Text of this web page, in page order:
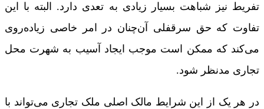
تفریط نیز شباهت بسیار زیادی به تعدی دارد. البته با این
تفاوت که حق سرقفلی آن‌چنان در امر خاصی زیاده‌روی
می‌کند که ممکن است موجب ایجاد آسیب به شهرت محل
تجاری مدنظر شود.
در هر یک از این شرایط مالک اصلی ملک تجاری می‌‌تواند با